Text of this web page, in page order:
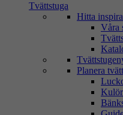
Tvättstuga
Hitta
Våra
Planera